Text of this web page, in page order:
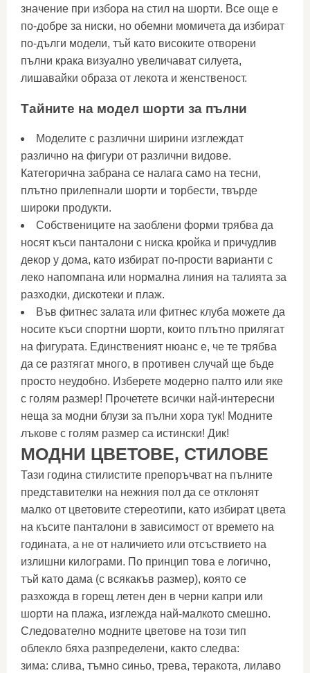
значение при избора на стил на шорти. Все още е
по-добре за ниски, но обемни момичета да избират
по-дълги модели, тъй като високите отворени
пълни крака визуално увеличават силуета,
лишавайки образа от лекота и женственост.
Тайните на модел шорти за пълни
Моделите с различни ширини изглеждат
различно на фигури от различни видове.
Категорична забрана се налага само на тесни,
плътно прилепнали шорти и торбести, твърде
широки продукти.
Собствениците на заоблени форми трябва да
носят къси панталони с ниска кройка и причудлив
декор у дома, като избират по-прости варианти с
леко напомпана или нормална линия на талията за
разходки, дискотеки и плаж.
Във фитнес залата или фитнес клуба можете да
носите къси спортни шорти, които плътно прилягат
на фигурата. Единственият нюанс е, че те трябва
да се разтягат много, в противен случай ще бъде
просто неудобно. Изберете модерно палто или яке
с голям размер! Прочетете всички най-интересни
неща за модни блузи за пълни хора тук! Модните
лъкове с голям размер са истински! Дик!
МОДНИ ЦВЕТОВЕ, СТИЛОВЕ
Тази година стилистите препоръчват на пълните
представителки на нежния пол да се отклонят
малко от цветовите стереотипи, като избират цвета
на късите панталони в зависимост от времето на
годината, а не от наличието или отсъствието на
излишни килограми. По принцип това е логично,
тъй като дама (с всякакъв размер), която се
разхожда в горещ летен ден в черни капри или
шорти на плажа, изглежда най-малкото смешно.
Следователно модните цветове на този тип
облекло бяха разпределени, както следва:
зима: слива, тъмно синьо, трева, теракота, лилаво